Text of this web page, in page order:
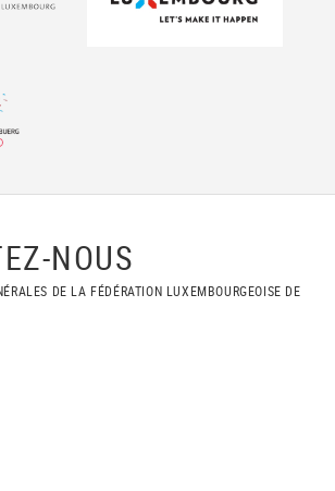
NOUS
DE LA FÉDÉRATION LUXEMBOURGEOISE DE